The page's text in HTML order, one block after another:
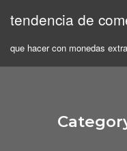
tendencia de
que hacer con monedas